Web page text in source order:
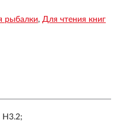
рыбалки Для чтения книг
H3.2;